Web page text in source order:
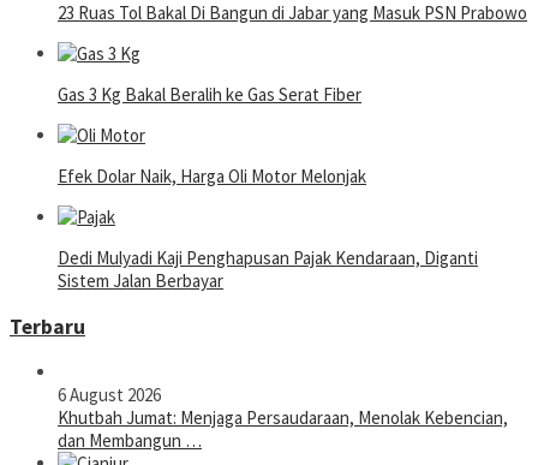
23 Ruas Tol Bakal Di Bangun di Jabar yang Masuk PSN Prabowo
Gas 3 Kg Bakal Beralih ke Gas Serat Fiber
Efek Dolar Naik, Harga Oli Motor Melonjak
Dedi Mulyadi Kaji Penghapusan Pajak Kendaraan, Diganti
Sistem Jalan Berbayar
Terbaru
6 August 2026
Khutbah Jumat: Menjaga Persaudaraan, Menolak Kebencian,
dan Membangun …